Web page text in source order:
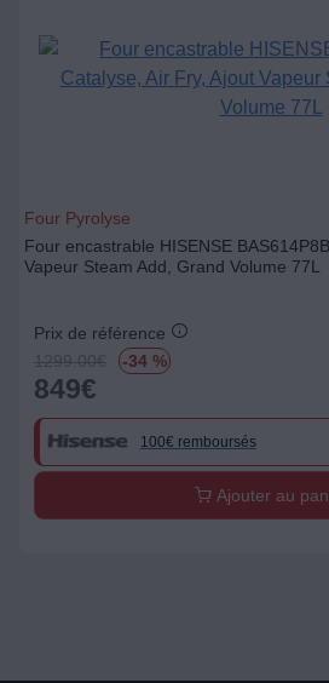
Four Pyrolyse
Four encastrable HISENSE
Vapeur Steam Add, Grand Volume 77L
Prix de référence
1299.00€ -34 %
849€
100€ remboursés
Ajouter au